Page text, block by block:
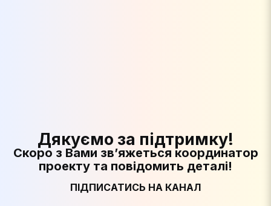
Дякуємо за підтримку!
Скоро з Вами зв’яжеться координатор
проекту та повідомить деталі!
ПІДПИСАТИСЬ НА КАНАЛ